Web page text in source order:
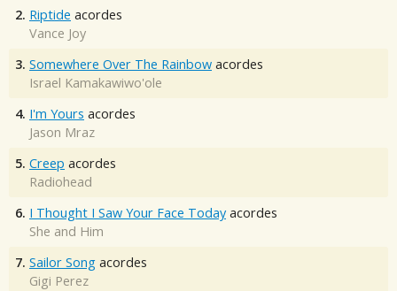
2. Riptide acordes
Vance Joy
3. Somewhere Over The Rainbow acordes
Israel Kamakawiwo'ole
4. I'm Yours acordes
Jason Mraz
5. Creep acordes
Radiohead
6. I Thought I Saw Your Face Today acordes
She and Him
7. Sailor Song acordes
Gigi Perez